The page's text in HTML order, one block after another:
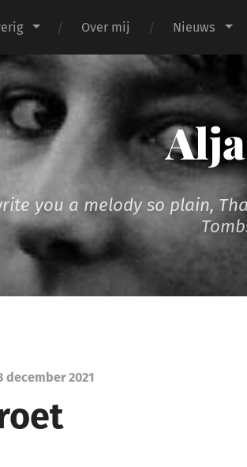
Over mij Nieuws
you a melody so plain,
december 2021